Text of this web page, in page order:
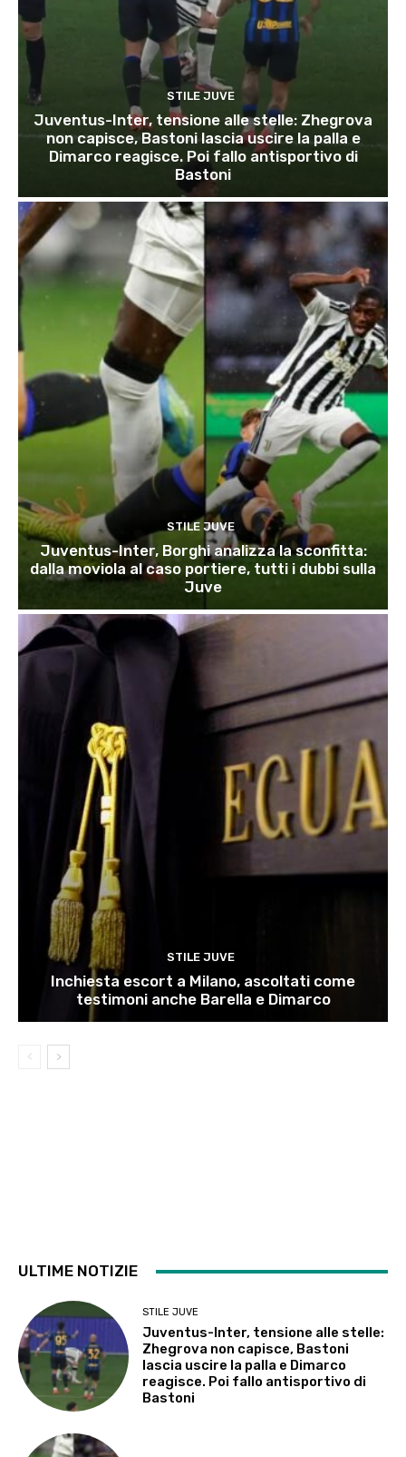
STILE JUVE
Juventus-Inter, tensione alle stelle: Zhegrova
non capisce, Bastoni lascia uscire la palla e
Dimarco reagisce. Poi fallo antisportivo di
Bastoni
STILE JUVE
Juventus-Inter, Borghi analizza la sconfitta:
dalla moviola al caso portiere, tutti i dubbi sulla
Juve
STILE JUVE
Inchiesta escort a Milano, ascoltati come
testimoni anche Barella e Dimarco
ULTIME NOTIZIE
STILE JUVE
Juventus-Inter, tensione alle stelle:
Zhegrova non capisce, Bastoni
lascia uscire la palla e Dimarco
reagisce. Poi fallo antisportivo di
Bastoni